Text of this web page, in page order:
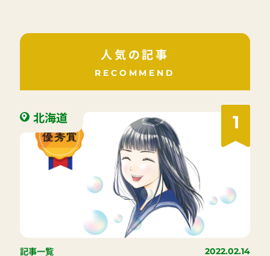
人気の記事
RECOMMEND
1
北海道
記事一覧 2022.02.14